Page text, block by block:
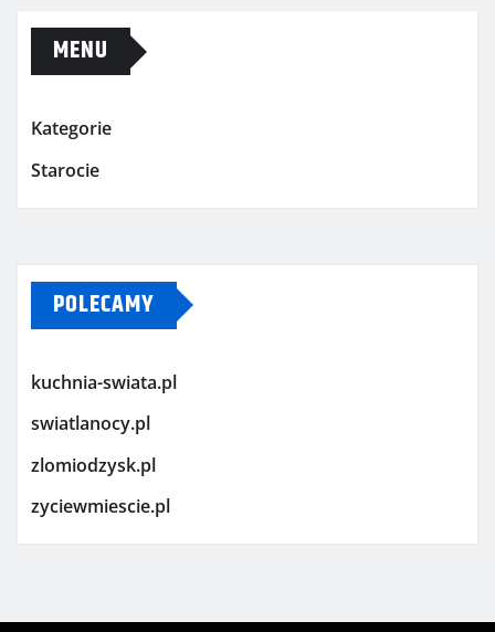
MENU
Kategorie
Starocie
POLECAMY
kuchnia-swiata.pl
swiatlanocy.pl
zlomiodzysk.pl
zyciewmiescie.pl